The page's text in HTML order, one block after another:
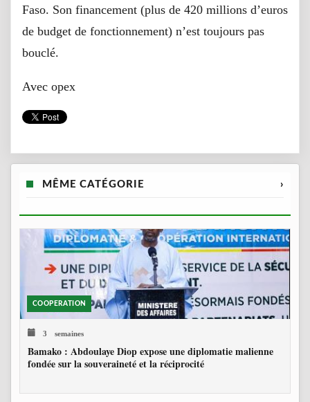
Faso. Son financement (plus de 420 millions d’euros
de budget de fonctionnement) n’est toujours pas
bouclé.
Avec opex
MÊME CATÉGORIE ›
COOPERATION
3 semaines
Bamako : Abdoulaye Diop expose une diplomatie malienne
fondée sur la souveraineté et la réciprocité